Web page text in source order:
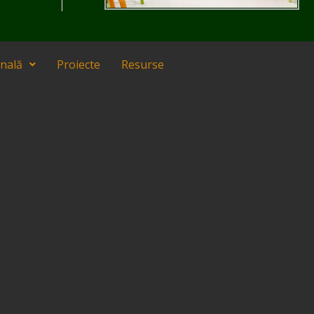
Proiecte Resurse